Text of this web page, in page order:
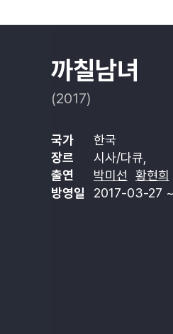
까칠남녀
(2017)
국가
한국
장르
시사/다큐,
출연
박미선
황현희
방영일
2017-03-27